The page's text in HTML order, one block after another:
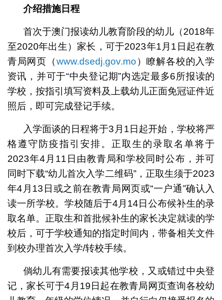
介绍措施日程
首次于澳门报读幼儿教育阶段的幼儿（2018年
至2020年出生）家长，可于2023年1月1日起在教
青局网页（www.dsedj.gov.mo ）瞭解各校的入学
资讯，并可于“中央登记期”内选定最多6所报读的
学校，按指引填写资料及上载幼儿正面免冠证件近
照后，即可完成登记手续。
入学面谈的日程将于3月1日起开始，学校将严
格遵守防疫指引安排。正取生的录取名单将于
2023年4月11日由教青局和学校同时公布，并可
同时下载“幼儿首次入学二维码”，正取生须于2023
年4月13日或之前在教青局网页或“一户通”确认入
读一所学校。学校随后于4月14日公布候补生的录
取名单。正取生和首批候补生的家长决定就读的学
校后，可于学校通知的指定时间内，带备相关文件
到校办理首次入学/转校手续。
倘幼儿有需要报读其他学校，又或错过中央登
记，家长可于4月19日起在教青局网页查询各校幼